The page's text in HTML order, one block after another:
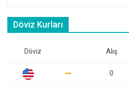
Döviz Kurları
Döviz Alış
0